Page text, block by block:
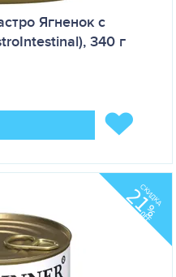
Ягненок с
340 г
СКИДКА
21
%
OFF